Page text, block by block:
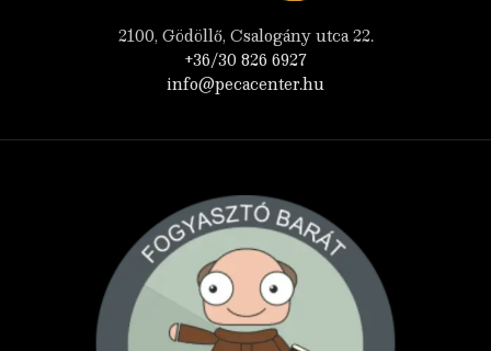
2100, Gödöllő, Csalogány utca 22.
+36/30 826 6927
info@pecacenter.hu